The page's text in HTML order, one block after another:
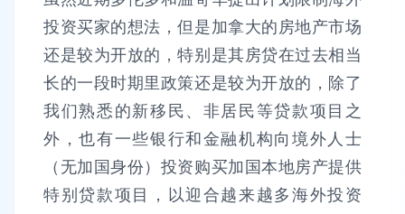
投资买家的想法，但是加拿大的房地产市场
还是较为开放的，特别是其房贷在过去相当
长的一段时期里政策还是较为开放的，除了
我们熟悉的新移民、非居民等贷款项目之
外，也有一些银行和金融机构向境外人士
（无加国身份）投资购买加国本地房产提供
特别贷款项目，以迎合越来越多海外投资